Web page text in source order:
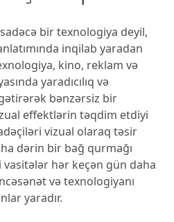
bir texnologiya deyil,
inqilab yaradan
kino, reklam və
yaradıcılıq və
bənzərsiz bir
effektlərin təqdim etdiyi
vizual olaraq təsir
dərin bir bağ qurmağı
hər keçən gün daha
və texnologiyanı
yaradır.